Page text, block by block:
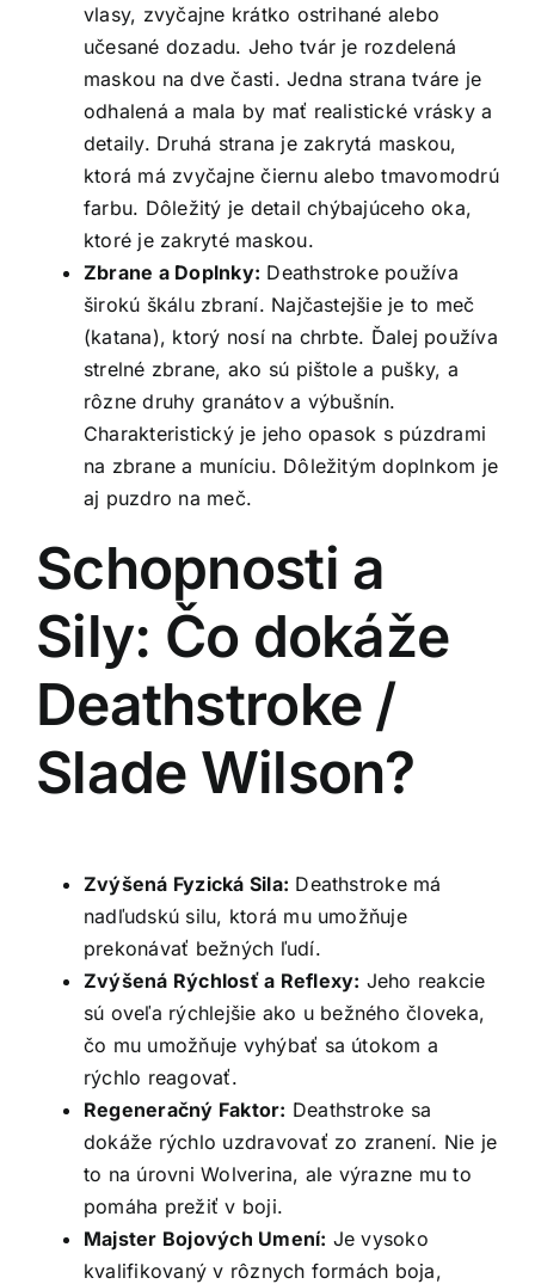
vlasy, zvyčajne krátko ostrihané alebo
učesané dozadu. Jeho tvár je rozdelená
maskou na dve časti. Jedna strana tváre je
odhalená a mala by mať realistické vrásky a
detaily. Druhá strana je zakrytá maskou,
ktorá má zvyčajne čiernu alebo tmavomodrú
farbu. Dôležitý je detail chýbajúceho oka,
ktoré je zakryté maskou.
Zbrane a Doplnky: Deathstroke používa
širokú škálu zbraní. Najčastejšie je to meč
(katana), ktorý nosí na chrbte. Ďalej používa
strelné zbrane, ako sú pištole a pušky, a
rôzne druhy granátov a výbušnín.
Charakteristický je jeho opasok s púzdrami
na zbrane a muníciu. Dôležitým doplnkom je
aj puzdro na meč.
Schopnosti a
Sily: Čo dokáže
Deathstroke /
Slade Wilson?
Zvýšená Fyzická Sila: Deathstroke má
nadľudskú silu, ktorá mu umožňuje
prekonávať bežných ľudí.
Zvýšená Rýchlosť a Reflexy: Jeho reakcie
sú oveľa rýchlejšie ako u bežného človeka,
čo mu umožňuje vyhýbať sa útokom a
rýchlo reagovať.
Regeneračný Faktor: Deathstroke sa
dokáže rýchlo uzdravovať zo zranení. Nie je
to na úrovni Wolverina, ale výrazne mu to
pomáha prežiť v boji.
Majster Bojových Umení: Je vysoko
kvalifikovaný v rôznych formách boja,